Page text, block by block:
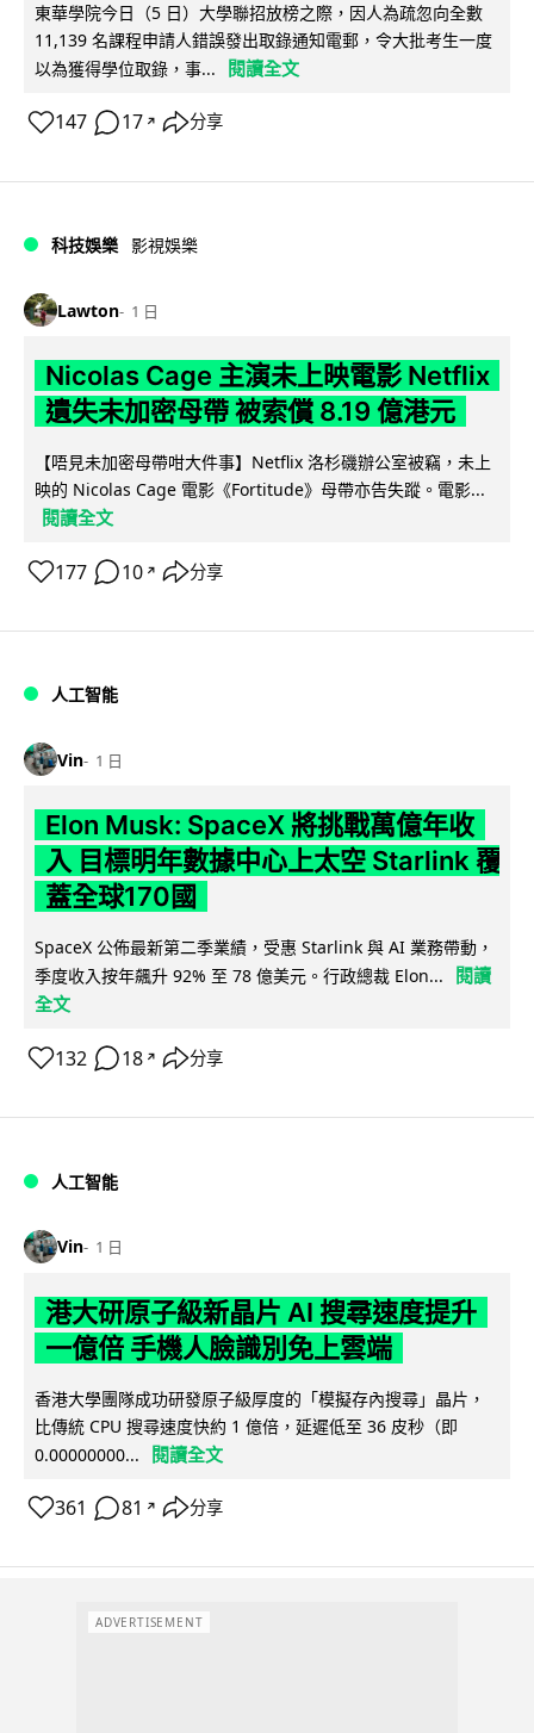
東華學院今日（5 日）大學聯招放榜之際，因人為疏忽向全數
11,139 名課程申請人錯誤發出取錄通知電郵，令大批考生一度
以為獲得學位取錄，事...
閱讀全文
147 17 ↗ 分享
科技娛樂 影視娛樂
Lawton 1 日
Nicolas Cage 主演未上映電影 Netflix
遺失未加密母帶 被索償 8.19 億港元
【唔見未加密母帶咁大件事】Netflix 洛杉磯辦公室被竊，未上
映的 Nicolas Cage 電影《Fortitude》母帶亦告失蹤。電影...
閱讀全文
177 10 ↗ 分享
人工智能
Vin 1 日
Elon Musk: SpaceX 將挑戰萬億年收
入 目標明年數據中心上太空 Starlink 覆
蓋全球170國
SpaceX 公佈最新第二季業績，受惠 Starlink 與 AI 業務帶動，
季度收入按年飆升 92% 至 78 億美元。行政總裁 Elon...
閱讀
全文
132 18 ↗ 分享
人工智能
Vin 1 日
港大研原子級新晶片 AI 搜尋速度提升
一億倍 手機人臉識別免上雲端
香港大學團隊成功研發原子級厚度的「模擬存內搜尋」晶片，
比傳統 CPU 搜尋速度快約 1 億倍，延遲低至 36 皮秒（即
0.00000000...
閱讀全文
361 81 ↗ 分享
ADVERTISEMENT